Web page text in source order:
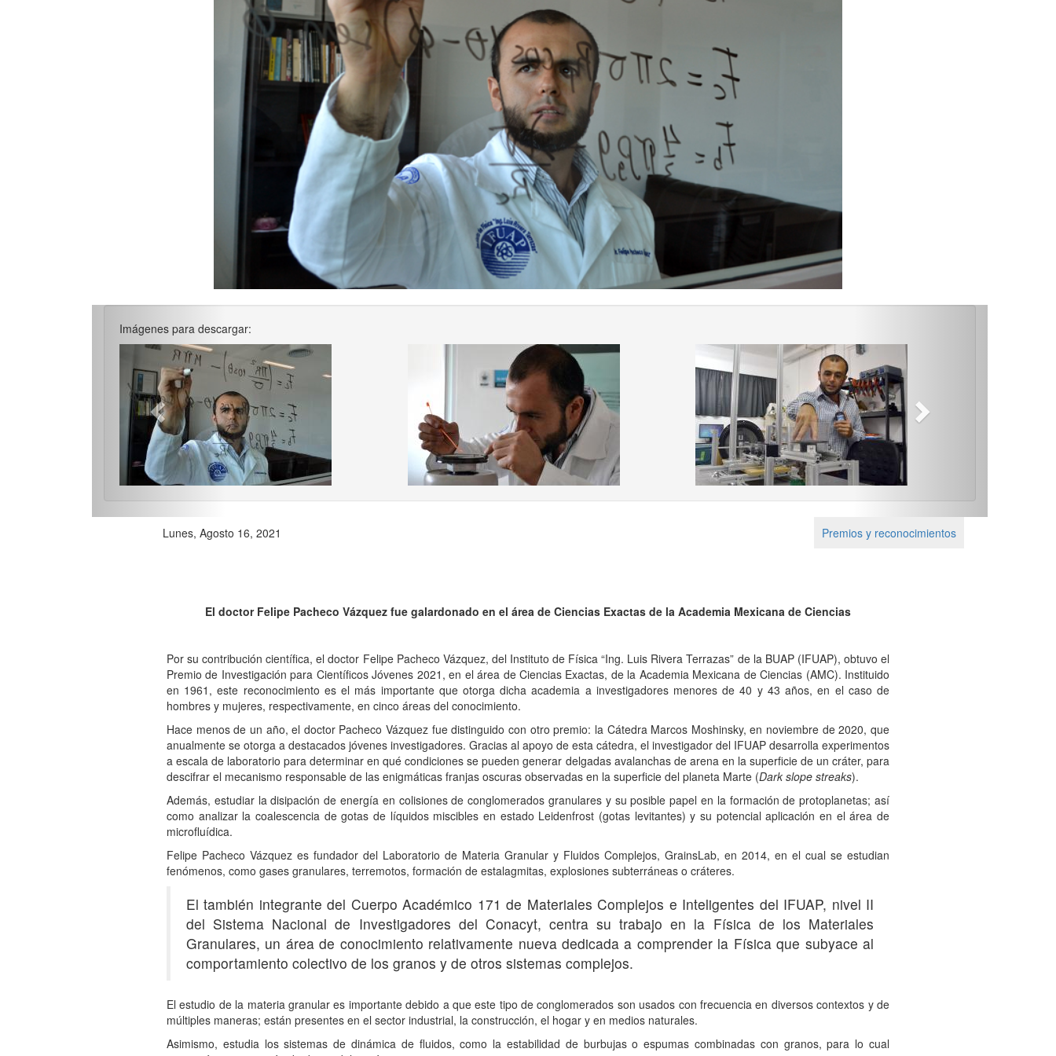
Imágenes para descargar:
Previous
Lunes, Agosto 16, 2021 Premios y reconocimientos
El doctor Felipe Pacheco Vázquez fue galardonado en el área de Ciencias Exactas de la Academia Mexicana de Ciencias
Por su contribución científica, el doctor Felipe Pacheco Vázquez, del Instituto de Física “Ing. Luis Rivera Terrazas” de la BUAP (IFUAP), obtuvo el
Premio de Investigación para Científicos Jóvenes 2021, en el área de Ciencias Exactas, de la Academia Mexicana de Ciencias (AMC). Instituido
en 1961, este reconocimiento es el más importante que otorga dicha academia a investigadores menores de 40 y 43 años, en el caso de
hombres y mujeres, respectivamente, en cinco áreas del conocimiento.
Hace menos de un año, el doctor Pacheco Vázquez fue distinguido con otro premio: la Cátedra Marcos Moshinsky, en noviembre de 2020, que
anualmente se otorga a destacados jóvenes investigadores. Gracias al apoyo de esta cátedra, el investigador del IFUAP desarrolla experimentos
a escala de laboratorio para determinar en qué condiciones se pueden generar delgadas avalanchas de arena en la superficie de un cráter, para
descifrar el mecanismo responsable de las enigmáticas franjas oscuras observadas en la superficie del planeta Marte (Dark slope streaks).
Además, estudiar la disipación de energía en colisiones de conglomerados granulares y su posible papel en la formación de protoplanetas; así
como analizar la coalescencia de gotas de líquidos miscibles en estado Leidenfrost (gotas levitantes) y su potencial aplicación en el área de
microfluídica.
Felipe Pacheco Vázquez es fundador del Laboratorio de Materia Granular y Fluidos Complejos, GrainsLab, en 2014, en el cual se estudian
fenómenos, como gases granulares, terremotos, formación de estalagmitas, explosiones subterráneas o cráteres.
El también integrante del Cuerpo Académico 171 de Materiales Complejos e Inteligentes del IFUAP, nivel II
del Sistema Nacional de Investigadores del Conacyt, centra su trabajo en la Física de los Materiales
Granulares, un área de conocimiento relativamente nueva dedicada a comprender la Física que subyace al
comportamiento colectivo de los granos y de otros sistemas complejos.
El estudio de la materia granular es importante debido a que este tipo de conglomerados son usados con frecuencia en diversos contextos y de
múltiples maneras; están presentes en el sector industrial, la construcción, el hogar y en medios naturales.
Asimismo, estudia los sistemas de dinámica de fluidos, como la estabilidad de burbujas o espumas combinadas con granos, para lo cual